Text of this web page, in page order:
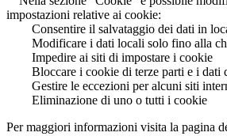
impostazioni relative ai cookie:
Consentire il salvataggio dei dati in
Modificare i dati locali solo fino alla
Impedire ai siti di impostare i cookie
Bloccare i cookie di terze parti e i dati
Gestire le eccezioni per alcuni siti
Eliminazione di uno o tutti i cookie
Per maggiori informazioni visita la pagina